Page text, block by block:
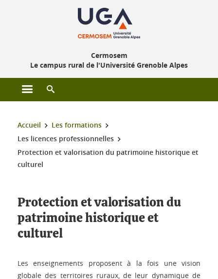
Cermosem
Le campus rural de l'Université Grenoble Alpes
Ouvrir le menu principal
Vous êtes ici :
Accueil
Les formations
Les licences professionnelles
Protection et valorisation du patrimoine historique et
culturel
Protection et valorisation du
patrimoine historique et
culturel
Les enseignements proposent à la fois une vision
globale des territoires ruraux, de leur dynamique de